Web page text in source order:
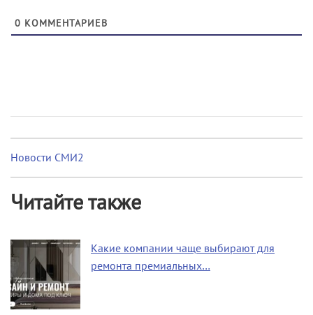
0 КОММЕНТАРИЕВ
Новости СМИ2
Читайте также
Какие компании чаще выбирают для
ремонта премиальных…